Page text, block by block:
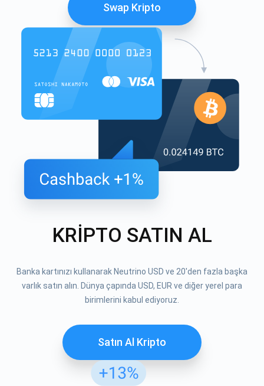
Swap Kripto
KRİPTO SATIN AL
Banka kartınızı kullanarak Neutrino USD ve 20'den fazla başka
varlık satın alın. Dünya çapında USD, EUR ve diğer yerel para
birimlerini kabul ediyoruz.
Satın Al Kripto